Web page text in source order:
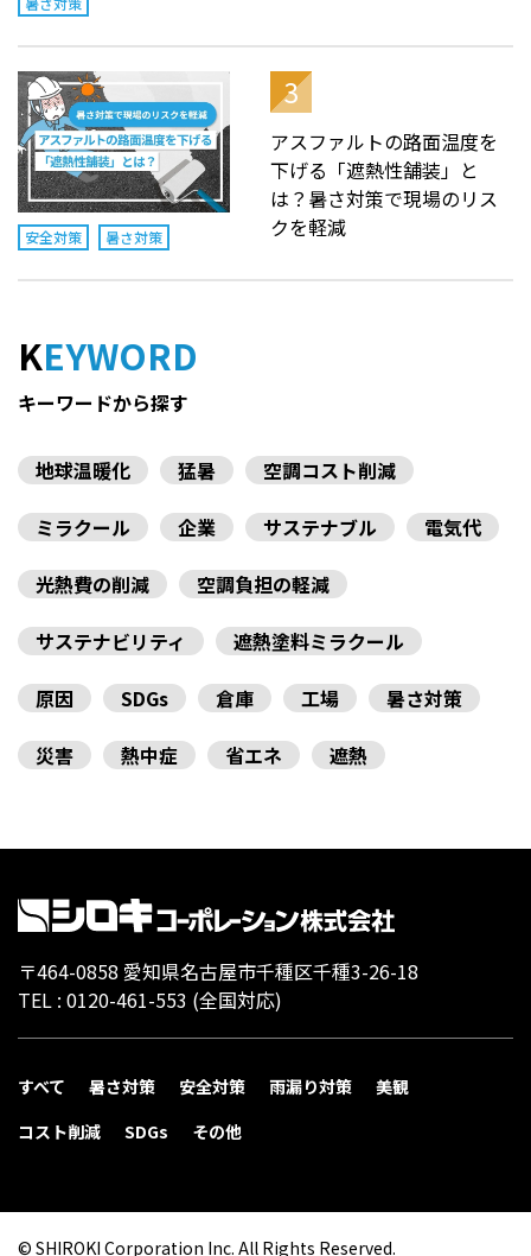
安全対策 暑さ対策
アスファルトの路面温度を
下げる「遮熱性舗装」と
は？暑さ対策で現場のリス
クを軽減
KEYWORD
キーワードから探す
地球温暖化 猛暑
空調コスト削減
ミラクール
企業 サステナブル
電気代
光熱費の削減
空調負担の軽減
サステナビリティ
遮熱塗料ミラクール
原因
SDGs 倉庫 工場
暑さ対策
災害
熱中症 省エネ 遮熱
〒464-0858 愛知県名古屋市千種区千種3-26-18
TEL : 0120-461-553 (全国対応)
すべて 暑さ対策 安全対策 雨漏り対策
美観
コスト削減
SDGs その他
© SHIROKI Corporation Inc. All Rights Reserved.